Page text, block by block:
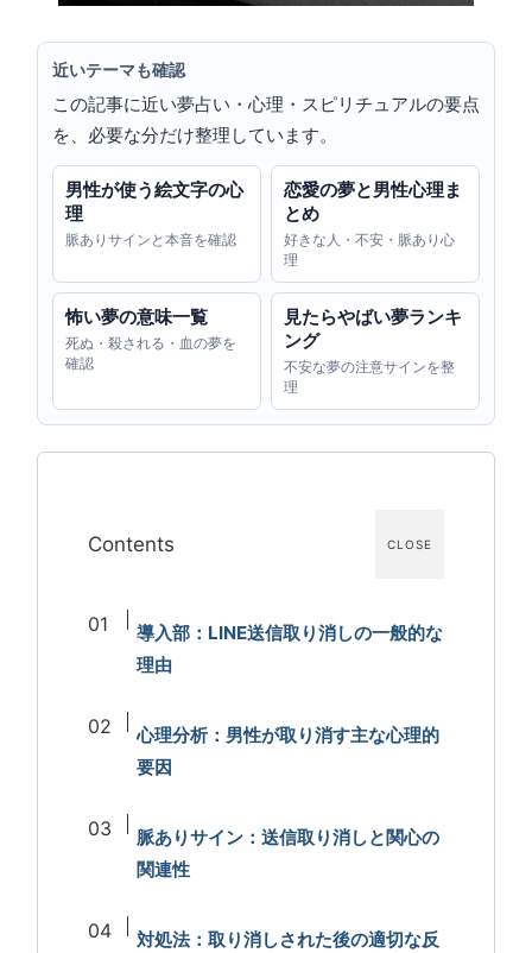
近いテーマも確認
この記事に近い夢占い・心理・スピリチュアルの要点
を、必要な分だけ整理しています。
男性が使う絵文字の心
理
脈ありサインと本音を確認
恋愛の夢と男性心理ま
とめ
好きな人・不安・脈あり心
理
怖い夢の意味一覧
死ぬ・殺される・血の夢を
確認
見たらやばい夢ランキ
ング
不安な夢の注意サインを整
理
CLOSE
Contents
導入部：LINE送信取り消しの一般的な
理由
心理分析：男性が取り消す主な心理的
要因
脈ありサイン：送信取り消しと関心の
関連性
対処法：取り消しされた後の適切な反